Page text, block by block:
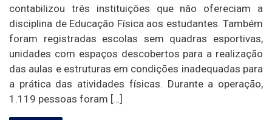
contabilizou três instituições que não ofereciam a
disciplina de Educação Física aos estudantes. Também
foram registradas escolas sem quadras esportivas,
unidades com espaços descobertos para a realização
das aulas e estruturas em condições inadequadas para
a prática das atividades físicas. Durante a operação,
1.119 pessoas foram […]